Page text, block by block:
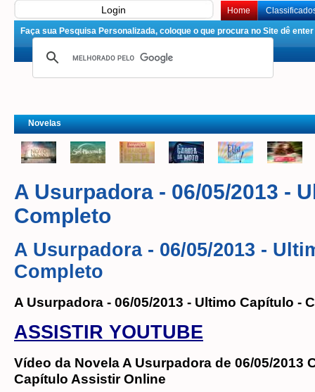
Login Home
Faça sua Pesquisa Personalizada, coloque o que procura no Site dê
Novelas
A Usurpadora - 06/05/2013 -
Completo
A Usurpadora - 06/05/2013 -
Completo
A Usurpadora - 06/05/2013 - Ultimo Capítulo -
ASSISTIR YOUTUBE
Vídeo da Novela A Usurpadora de 06/05/2013
Capítulo Assistir Online